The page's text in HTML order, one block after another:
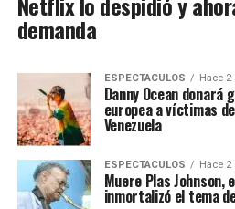
demanda
ESPECTACULOS Hace
Danny Ocean donará
europea a víctimas
Venezuela
ESPECTACULOS Hace
Muere Plas Johnson,
inmortalizó el tema